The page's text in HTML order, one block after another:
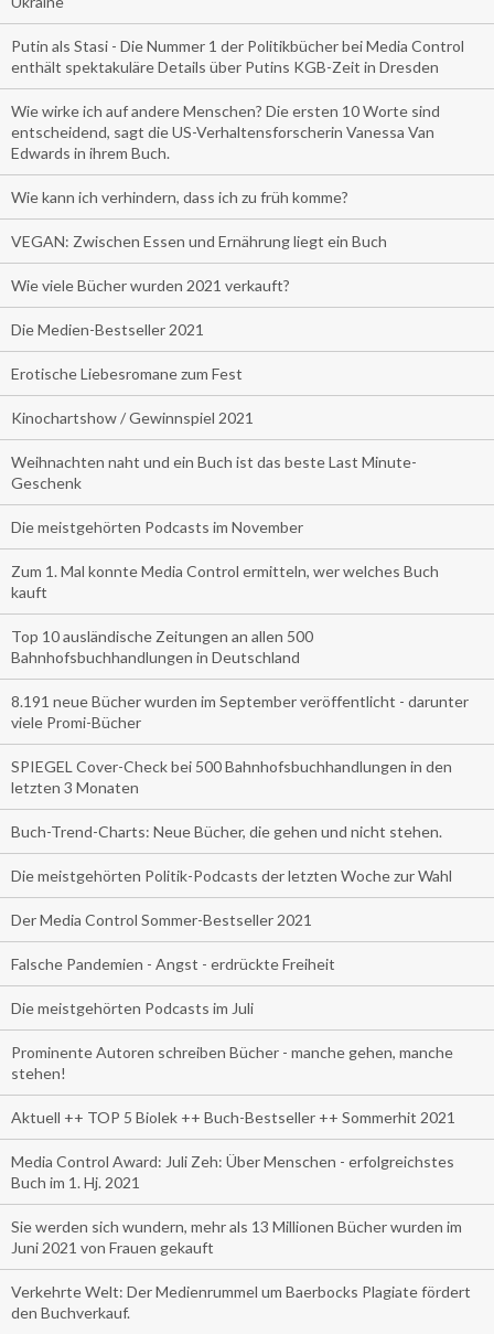
Putin als Stasi - Die Nummer 1 der Politikbücher bei Media Control
enthält spektakuläre Details über Putins KGB-Zeit in Dresden
Wie wirke ich auf andere Menschen? Die ersten 10 Worte sind
entscheidend, sagt die US-Verhaltensforscherin Vanessa Van
Edwards in ihrem Buch.
Wie kann ich verhindern, dass ich zu früh komme?
VEGAN: Zwischen Essen und Ernährung liegt ein Buch
Wie viele Bücher wurden 2021 verkauft?
Die Medien-Bestseller 2021
Erotische Liebesromane zum Fest
Kinochartshow / Gewinnspiel 2021
Weihnachten naht und ein Buch ist das beste Last Minute-
Geschenk
Die meistgehörten Podcasts im November
Zum 1. Mal konnte Media Control ermitteln, wer welches Buch
kauft
Top 10 ausländische Zeitungen an allen 500
Bahnhofsbuchhandlungen in Deutschland
8.191 neue Bücher wurden im September veröffentlicht - darunter
viele Promi-Bücher
SPIEGEL Cover-Check bei 500 Bahnhofsbuchhandlungen in den
letzten 3 Monaten
Buch-Trend-Charts: Neue Bücher, die gehen und nicht stehen.
Die meistgehörten Politik-Podcasts der letzten Woche zur Wahl
Der Media Control Sommer-Bestseller 2021
Falsche Pandemien - Angst - erdrückte Freiheit
Die meistgehörten Podcasts im Juli
Prominente Autoren schreiben Bücher - manche gehen, manche
stehen!
Aktuell ++ TOP 5 Biolek ++ Buch-Bestseller ++ Sommerhit 2021
Media Control Award: Juli Zeh: Über Menschen - erfolgreichstes
Buch im 1. Hj. 2021
Sie werden sich wundern, mehr als 13 Millionen Bücher wurden im
Juni 2021 von Frauen gekauft
Verkehrte Welt: Der Medienrummel um Baerbocks Plagiate fördert
den Buchverkauf.